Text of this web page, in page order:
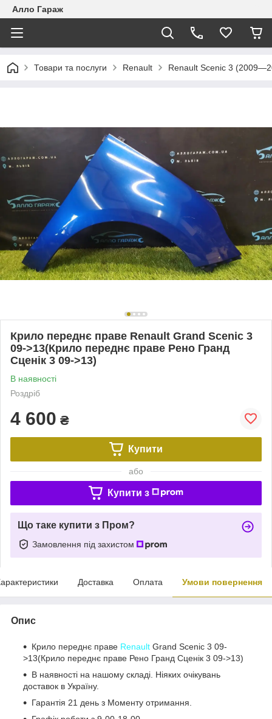
Алло Гараж
Товари та послуги Renault Renault Scenic 3
Крило переднє праве Renault Grand Scenic 3
09->13(Крило переднє праве Рено Гранд
Сценік 3 09->13)
В наявності
Роздріб
4 600 ₴
Купити
або
Купити з
Що таке купити з Пром?
Замовлення під захистом
Доставка Оплата Умови повернення
Опис
Крило переднє праве Renault Grand Scenic 3 09-
>13(Крило переднє праве Рено Гранд Сценік 3 09->13)
В наявності на нашому складі. Ніяких очікувань
доставок в Україну.
Гарантія 21 день з Моменту отримання.